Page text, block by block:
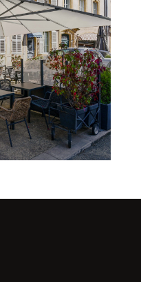
ein neues Fenster))